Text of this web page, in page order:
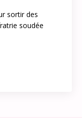
sortir des
soudée